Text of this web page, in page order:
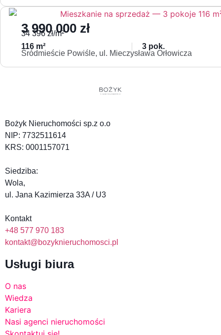
3 990 000 zł
34 396 zł/m²
116 m²
3 pok.
Śródmieście Powiśle, ul. Mieczysława Orłowicza
Bożyk Nieruchomości sp.z o.o
NIP: 7732511614
KRS: 0001157071
Siedziba:
Wola,
ul. Jana Kazimierza 33A / U3
Kontakt
+48 577 970 183
kontakt@bozyknieruchomosci.pl
Usługi biura
O nas
Wiedza
Kariera
Nasi agenci nieruchomości